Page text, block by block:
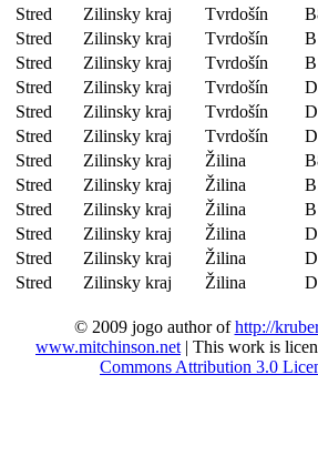
Stred
Zilinsky kraj Tvrdošín
Stred
Zilinsky kraj Tvrdošín
Stred
Zilinsky kraj Tvrdošín
Stred
Zilinsky kraj Tvrdošín
Stred
Zilinsky kraj Tvrdošín
Stred
Zilinsky kraj Tvrdošín
Stred
Zilinsky kraj Žilina
Stred
Zilinsky kraj Žilina
Stred
Zilinsky kraj Žilina
Stred
Zilinsky kraj Žilina
Stred
Zilinsky kraj Žilina
Stred
Zilinsky kraj Žilina
© 2009 jogo author ofhttp://
www.mitchinson.net | This work is
Commons Attribution 3.0